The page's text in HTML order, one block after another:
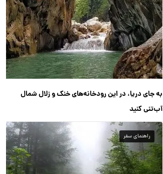
به جای دریا، در این رودخانه‌های خنک و زلال شمال
آب‌تنی کنید
راهنمای سفر